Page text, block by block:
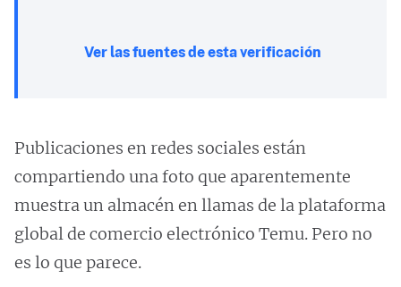
Ver las fuentes de esta verificación
Publicaciones en redes sociales están
compartiendo una foto que aparentemente
muestra un almacén en llamas de la plataforma
global de comercio electrónico Temu. Pero no
es lo que parece.